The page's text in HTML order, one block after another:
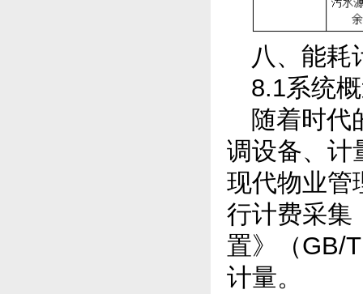
八、能耗
8.1系统
随着时代
调设备、计
现代物业管
行计费采集
置》（GB/
计量。